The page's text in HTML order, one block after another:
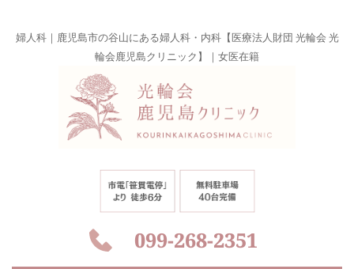
婦人科｜鹿児島市の谷山にある婦人科・内科【医療法人財団 光輪会 光
輪会鹿児島クリニック】｜女医在籍
099-268-2351